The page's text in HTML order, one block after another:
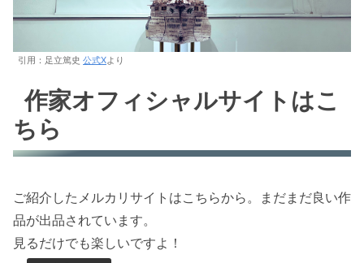
引用：足立篤史 公式Xより
作家オフィシャルサイトはこ
ちら
ご紹介したメルカリサイトはこちらから。まだまだ良い作
品が出品されています。
見るだけでも楽しいですよ！